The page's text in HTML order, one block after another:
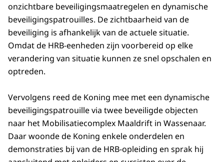
onzichtbare beveiligingsmaatregelen en dynamische
beveiligingspatrouilles. De zichtbaarheid van de
beveiliging is afhankelijk van de actuele situatie.
Omdat de HRB-eenheden zijn voorbereid op elke
verandering van situatie kunnen ze snel opschalen en
optreden.
Vervolgens reed de Koning mee met een dynamische
beveiligingspatrouille via twee beveiligde objecten
naar het Mobilisatiecomplex Maaldrift in Wassenaar.
Daar woonde de Koning enkele onderdelen en
demonstraties bij van de HRB-opleiding en sprak hij